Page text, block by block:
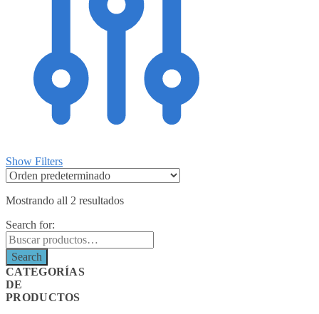
Show Filters
Mostrando all 2 resultados
Search for:
Search
CATEGORÍAS
DE
PRODUCTOS